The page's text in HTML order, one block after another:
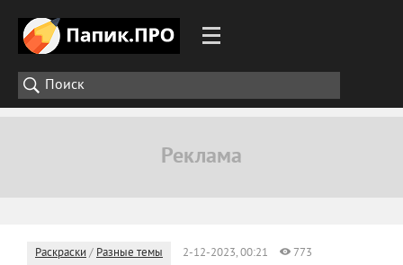
Раскраски / Разные темы 2-12-2023, 00:21
773